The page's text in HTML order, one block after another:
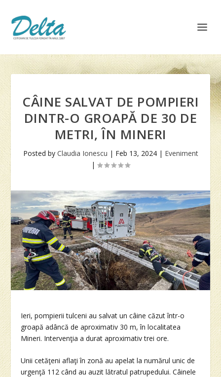
CÂINE SALVAT DE POMPIERI
DINTR-O GROAPĂ DE 30 DE
METRI, ÎN MINERI
Posted by Claudia Ionescu | Feb 13, 2024| Eveniment
|
Ieri, pompierii tulceni au salvat un câine căzut într-o
groapă adâncă de aproximativ 30 m, în localitatea
Mineri. Intervenţia a durat aproximativ trei ore.
Unii cetăţeni aflaţi în zonă au apelat la numărul unic de
urgenţă 112 când au auzit lătratul patrupedului. Câinele